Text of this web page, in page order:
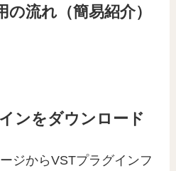
流れ（簡易紹介）
ンをダウンロード
ジからVSTプラグインフ